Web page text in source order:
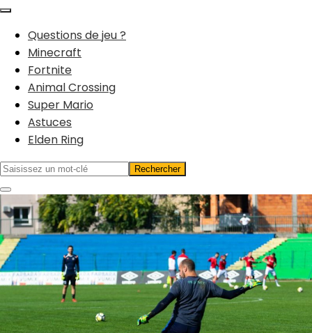
Questions de jeu ?
Minecraft
Fortnite
Animal Crossing
Super Mario
Astuces
Elden Ring